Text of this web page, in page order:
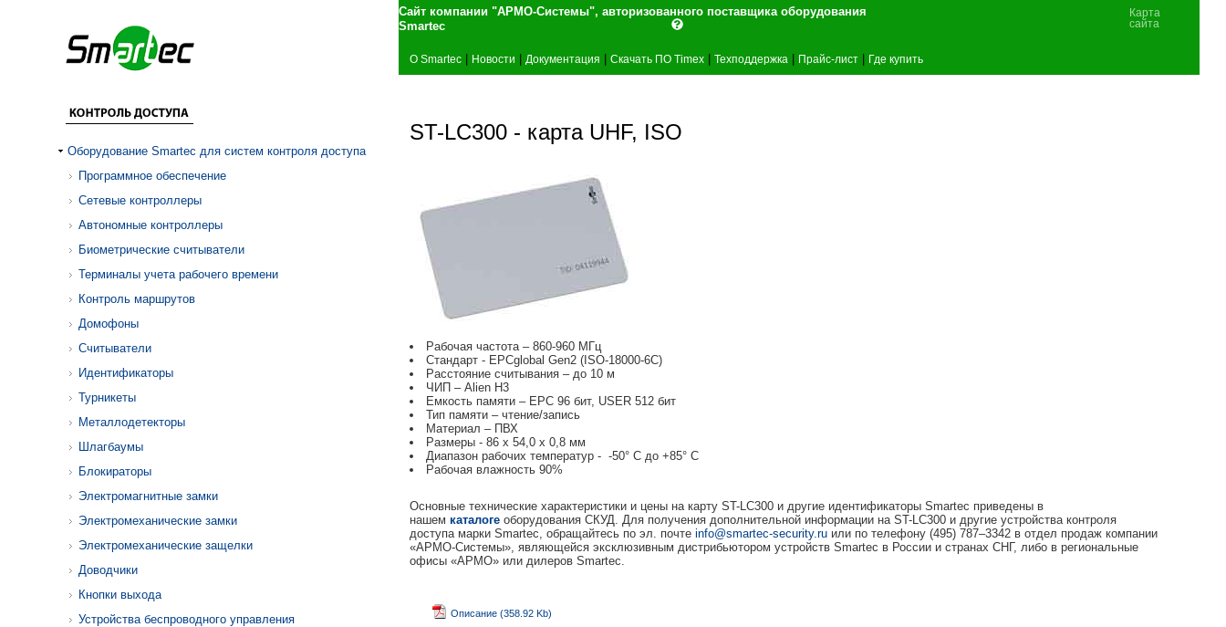
Сайт компании "АРМО-Системы", авторизованного поставщика оборудования
Smartec
Карта
сайта
О Smartec Новости Документация Скачать ПО Timex Техподдержка Прайс-лист Где купить
Оборудование Smartec для систем контроля доступа
Программное обеспечение
Сетевые контроллеры
Автономные контроллеры
Биометрические считыватели
Терминалы учета рабочего времени
Контроль маршрутов
Домофоны
Считыватели
Идентификаторы
Турникеты
Металлодетекторы
Шлагбаумы
Блокираторы
Электромагнитные замки
Электромеханические замки
Электромеханические защелки
Доводчики
Кнопки выхода
Устройства беспроводного управления
ST-LC300 - карта UHF, ISO
Рабочая частота – 860-960 МГц
Стандарт - EPCglobal Gen2 (ISO-18000-6C)
Расстояние считывания – до 10 м
ЧИП – Alien H3
Емкость памяти – EPC 96 бит, USER 512 бит
Тип памяти – чтение/запись
Материал – ПВХ
Размеры - 86 х 54,0 х 0,8 мм
Диапазон рабочих температур - -50° С до +85° С
Рабочая влажность 90%
Основные технические характеристики и цены на карту ST-LC300 и другие идентификаторы Smartec приведены в
нашем каталоге оборудования СКУД. Для получения дополнительной информации на ST-LC300 и другие устройства контроля
доступа марки Smartec, обращайтесь по эл. почте info@smartec-security.ru или по телефону (495) 787–3342 в отдел продаж компании
«АРМО-Системы», являющейся эксклюзивным дистрибьютором устройств Smartec в России и странах СНГ, либо в региональные
офисы «АРМО» или дилеров Smartec.
Описание (358.92 Kb)